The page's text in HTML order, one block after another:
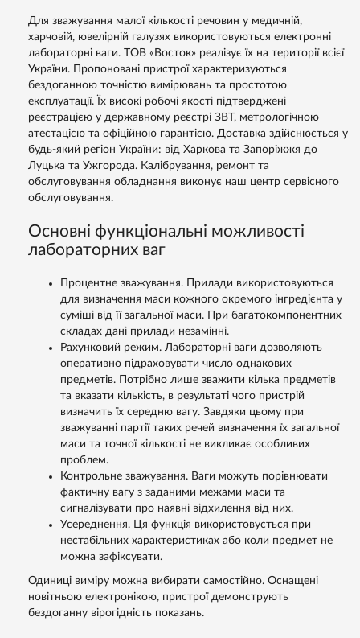
Для зважування малої кількості речовин у медичній,
харчовій, ювелірній галузях використовуються електронні
лабораторні ваги. ТОВ «Восток» реалізує їх на території всієї
України. Пропоновані пристрої характеризуються
бездоганною точністю вимірювань та простотою
експлуатації. Їх високі робочі якості підтверджені
реєстрацією у державному реєстрі ЗВТ, метрологічною
атестацією та офіційною гарантією. Доставка здійснюється у
будь-який регіон України: від Харкова та Запоріжжя до
Луцька та Ужгорода. Калібрування, ремонт та
обслуговування обладнання виконує наш центр сервісного
обслуговування.
Основні функціональні можливості
лабораторних ваг
Процентне зважування. Прилади використовуються
для визначення маси кожного окремого інгредієнта у
суміші від її загальної маси. При багатокомпонентних
складах дані прилади незамінні.
Рахунковий режим. Лабораторні ваги дозволяють
оперативно підраховувати число однакових
предметів. Потрібно лише зважити кілька предметів
та вказати кількість, в результаті чого пристрій
визначить їх середню вагу. Завдяки цьому при
зважуванні партії таких речей визначення їх загальної
маси та точної кількості не викликає особливих
проблем.
Контрольне зважування. Ваги можуть порівнювати
фактичну вагу з заданими межами маси та
сигналізувати про наявні відхилення від них.
Усереднення. Ця функція використовується при
нестабільних характеристиках або коли предмет не
можна зафіксувати.
Одиниці виміру можна вибирати самостійно. Оснащені
новітньою електронікою, пристрої демонструють
бездоганну вірогідність показань.